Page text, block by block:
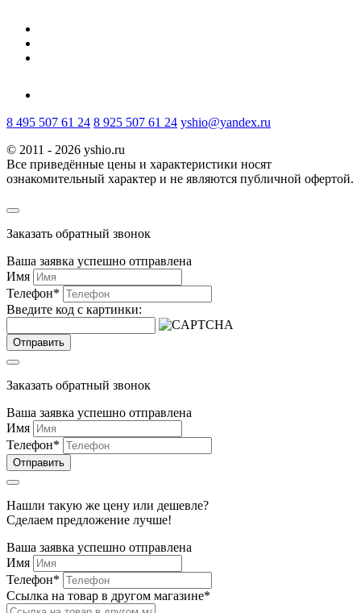
8 495 507 61 24 8 925 507 61 24 yshio@yandex.ru
© 2011 - 2026 yshio.ru
Все приведённые цены и характеристики носят
ознакомительный характер и не являются публичной офертой.
Заказать обратный звонок
Ваша заявка успешно отправлена
Имя
Телефон*
Введите код с картинки:
Отправить
Заказать обратный звонок
Ваша заявка успешно отправлена
Имя
Телефон*
Отправить
Нашли такую же цену или дешевле?
Сделаем предложение лучше!
Ваша заявка успешно отправлена
Имя
Телефон*
Ссылка на товар в другом магазине*